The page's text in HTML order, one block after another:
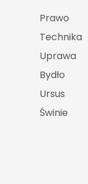
Prawo
Technika
Uprawa
Bydło
Ursus
Świnie